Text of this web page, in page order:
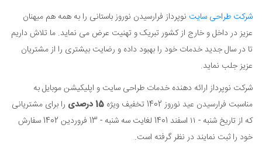
شرکت طراحی سایت نوپرداز فرارسیدن نوروز باستانی را به همه هم میهنان
عزیز در داخل و خارج از کشور تبریک و تهنیت عرض می نماید. ما تلاش داریم
تا در سال جدید خدمات خود را بهبود داده و رضایت بیشتری را از مشتریان
عزیز جلب نماید.
شرکت نوپرداز ارائه دهنده خدمات طراحی سایت و اپلیکیشن موبایل به
مناسبت فرارسیدن عید نوروز 1402 تخفیف ویژه
15 درصدی
را برای مشتریانی
که از تاریخ شنبه - ۱۱ اسفند 1401 لغایت سه شنبه - 13 فروردین 1402 سفارش
خود را ثبت نمایند در نظر گرفته است.